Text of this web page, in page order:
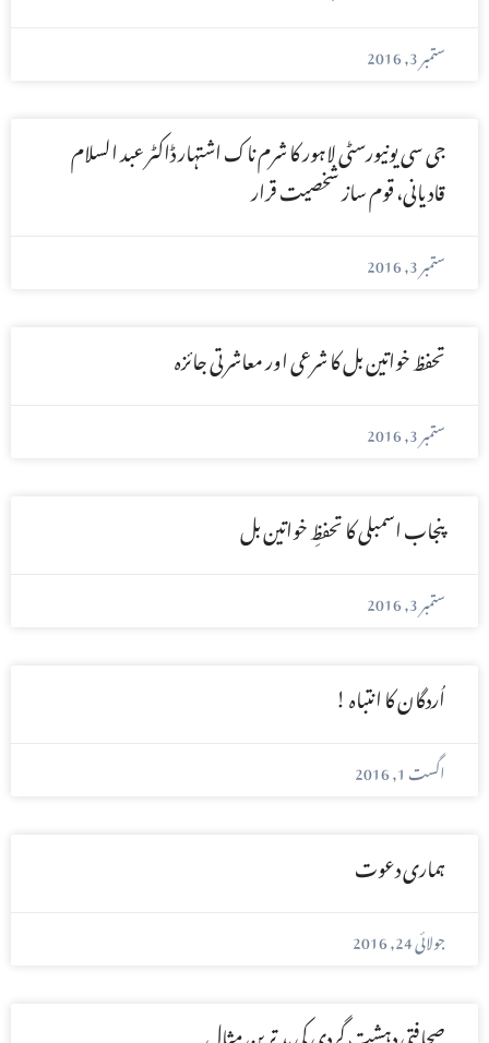
ستمبر 3, 2016
جی سی یونیورسٹی لاہور کا شرم ناک اشتہار ڈاکٹر عبد السلام
قادیانی، قوم ساز شخصیت قرار
ستمبر 3, 2016
تحفظ خواتین بل کا شرعی اور معاشرتی جائزہ
ستمبر 3, 2016
پنجاب اسمبلی کا تحفظِ خواتین بل
ستمبر 3, 2016
اُردگان کا انتباہ !
اگست 1, 2016
ہماری دعوت
جولائی 24, 2016